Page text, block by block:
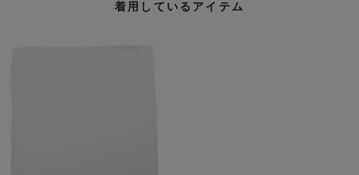
着用しているアイテム